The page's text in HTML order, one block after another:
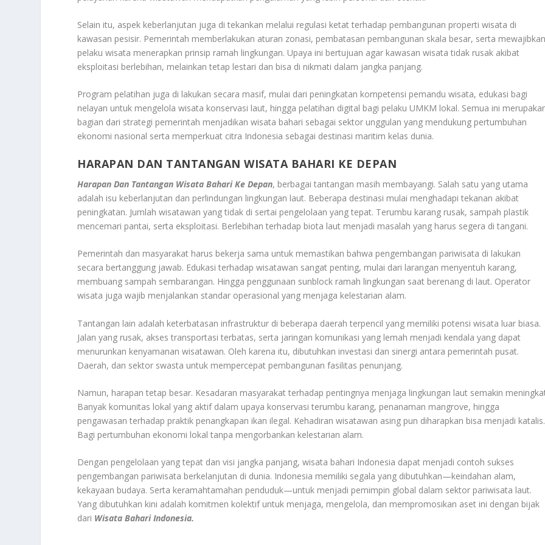
Selain itu, aspek keberlanjutan juga di tekankan melalui regulasi ketat terhadap pembangunan properti wisata di
kawasan pesisir. Pemerintah memberlakukan aturan zonasi, pembatasan pembangunan skala besar, serta
pelaku wisata menerapkan prinsip ramah lingkungan. Upaya ini bertujuan agar kawasan wisata tidak rusak akibat
eksploitasi berlebihan, melainkan tetap lestari dan bisa di nikmati dalam jangka panjang.
Program pelatihan juga di lakukan secara masif, mulai dari peningkatan kompetensi pemandu wisata, edukasi bagi
nelayan untuk mengelola wisata konservasi laut, hingga pelatihan digital bagi pelaku UMKM lokal. Semua ini
bagian dari strategi pemerintah menjadikan wisata bahari sebagai sektor unggulan yang mendukung pertumbuhan
ekonomi nasional serta memperkuat citra Indonesia sebagai destinasi maritim kelas dunia.
HARAPAN DAN TANTANGAN WISATA BAHARI KE DEPAN
Harapan Dan Tantangan Wisata Bahari Ke Depan, berbagai tantangan masih membayangi. Salah satu yang utama
adalah isu keberlanjutan dan perlindungan lingkungan laut. Beberapa destinasi mulai menghadapi tekanan akibat
peningkatan. Jumlah wisatawan yang tidak di sertai pengelolaan yang tepat. Terumbu karang rusak, sampah plastik
mencemari pantai, serta eksploitasi. Berlebihan terhadap biota laut menjadi masalah yang harus segera di tangani.
Pemerintah dan masyarakat harus bekerja sama untuk memastikan bahwa pengembangan pariwisata di lakukan
secara bertanggung jawab. Edukasi terhadap wisatawan sangat penting, mulai dari larangan menyentuh karang,
membuang sampah sembarangan. Hingga penggunaan sunblock ramah lingkungan saat berenang di laut. Operator
wisata juga wajib menjalankan standar operasional yang menjaga kelestarian alam.
Tantangan lain adalah keterbatasan infrastruktur di beberapa daerah terpencil yang memiliki potensi wisata luar biasa.
Jalan yang rusak, akses transportasi terbatas, serta jaringan komunikasi yang lemah menjadi kendala yang dapat
menurunkan kenyamanan wisatawan. Oleh karena itu, dibutuhkan investasi dan sinergi antara pemerintah pusat.
Daerah, dan sektor swasta untuk mempercepat pembangunan fasilitas penunjang.
Namun, harapan tetap besar. Kesadaran masyarakat terhadap pentingnya menjaga lingkungan laut semakin
Banyak komunitas lokal yang aktif dalam upaya konservasi terumbu karang, penanaman mangrove, hingga
pengawasan terhadap praktik penangkapan ikan ilegal. Kehadiran wisatawan asing pun diharapkan bisa menjadi katalis.
Bagi pertumbuhan ekonomi lokal tanpa mengorbankan kelestarian alam.
Dengan pengelolaan yang tepat dan visi jangka panjang, wisata bahari Indonesia dapat menjadi contoh sukses
pengembangan pariwisata berkelanjutan di dunia. Indonesia memiliki segala yang dibutuhkan—keindahan alam,
kekayaan budaya. Serta keramahtamahan penduduk—untuk menjadi pemimpin global dalam sektor pariwisata laut.
Yang dibutuhkan kini adalah komitmen kolektif untuk menjaga, mengelola, dan mempromosikan aset ini dengan bijak
dari Wisata Bahari Indonesia.